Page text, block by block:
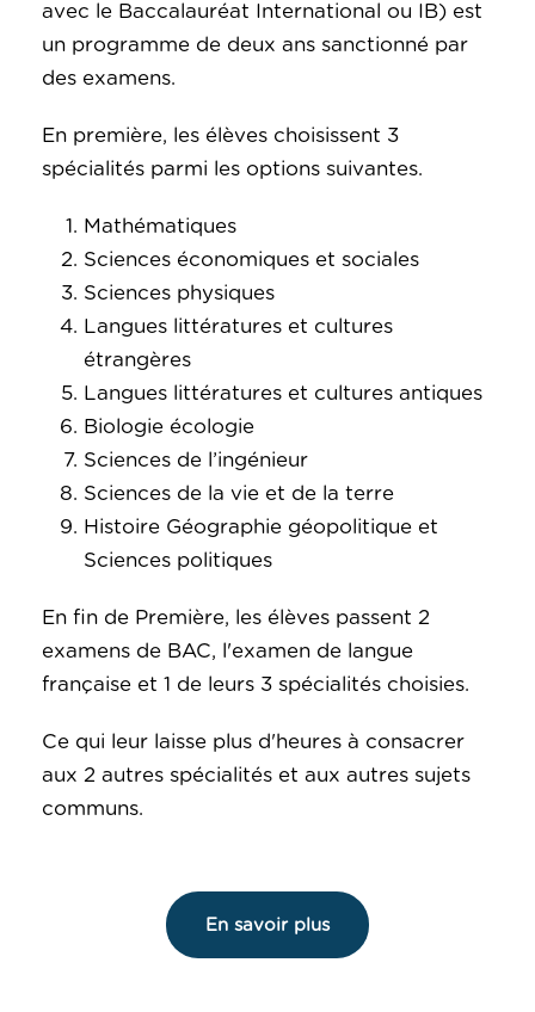
avec le Baccalauréat International ou IB) est
un programme de deux ans sanctionné par
des examens.
En première, les élèves choisissent 3
spécialités parmi les options suivantes.
Mathématiques
Sciences économiques et sociales
Sciences physiques
Langues littératures et cultures
étrangères
Langues littératures et cultures antiques
Biologie écologie
Sciences de l’ingénieur
Sciences de la vie et de la terre
Histoire Géographie géopolitique et
Sciences politiques
En fin de Première, les élèves passent 2
examens de BAC, l'examen de langue
française et 1 de leurs 3 spécialités choisies.
Ce qui leur laisse plus d'heures à consacrer
aux 2 autres spécialités et aux autres sujets
communs.
En savoir plus